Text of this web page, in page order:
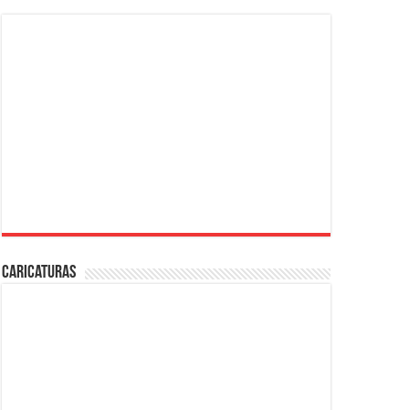
Caricaturas